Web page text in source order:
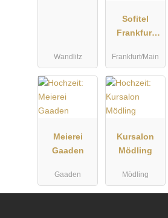
Wandlitz
Sofitel
Frankfurt
Frankfurt/Main
Meierei
Gaaden
Gaaden
Kursalon
Mödling
Mödling